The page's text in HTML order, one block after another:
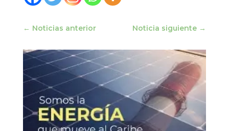
← Noticias anterior Noticia siguiente →